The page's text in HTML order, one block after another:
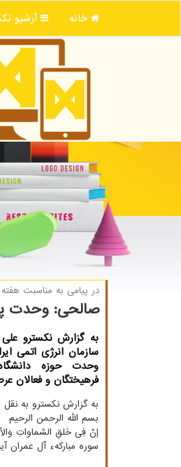
خانه آرشیو
در پیامی به مناسبت
صالحی: وحدت
به گزارش نکسترو
سازمان انرژی اتمی
وحدت حوزه
فرهیختگان و فعالان
به گزارش نکسترو به نقل
بسم الله الرحمن الرحیم
إنَّ فِی خَلقِ السَّماواتِ
سوره مبارکهء آل عمران آیه